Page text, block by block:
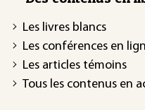
Les livres blancs
Les conférences en
Les articles témoins
Tous les contenus en